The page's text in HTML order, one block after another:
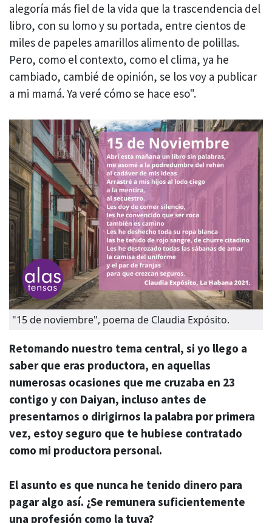
alegoría más fiel de la vida que la trascendencia del
libro, con su lomo y su portada, entre cientos de
miles de papeles amarillos alimento de polillas.
Pero, como el contexto, como el clima, ya he
cambiado, cambié de opinión, se los voy a publicar
a mi mamá. Ya veré cómo se hace eso".
"15 de noviembre", poema de Claudia Expósito.
Retomando nuestro tema central, si yo llego a
saber que eras productora, en aquellas
numerosas ocasiones que me cruzaba en 23
contigo y con Daiyan, incluso antes de
presentarnos o dirigirnos la palabra por primera
vez, estoy seguro que te hubiese contratado
como mi productora personal.
El asunto es que nunca he tenido dinero para
pagar algo así. ¿Se remunera suficientemente
una profesión como la tuya?